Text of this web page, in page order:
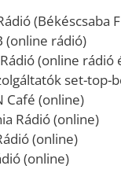
(Békéscsaba
(online rádió)
(online rádió
set-top-
Café (online)
Rádió (online)
(online)
(online)